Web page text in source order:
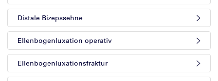
Distale Bizepssehne
Ellenbogenluxation operativ
Ellenbogenluxationsfraktur